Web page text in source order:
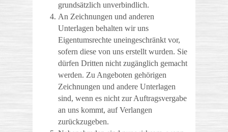
grundsätzlich unverbindlich.
An Zeichnungen und anderen
Unterlagen behalten wir uns
Eigentumsrechte uneingeschränkt vor,
sofern diese von uns erstellt wurden. Sie
dürfen Dritten nicht zugänglich gemacht
werden. Zu Angeboten gehörigen
Zeichnungen und andere Unterlagen
sind, wenn es nicht zur Auftragsvergabe
an uns kommt, auf Verlangen
zurückzugeben.